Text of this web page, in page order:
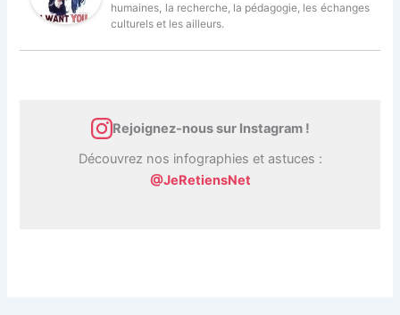
humaines, la recherche, la pédagogie, les échanges
culturels et les ailleurs.
Rejoignez-nous sur Instagram !
Découvrez nos infographies et astuces :
@JeRetiensNet